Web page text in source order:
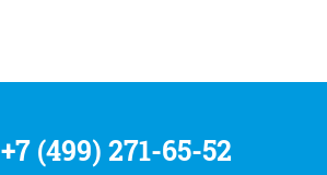
+7 (499) 271-65-52